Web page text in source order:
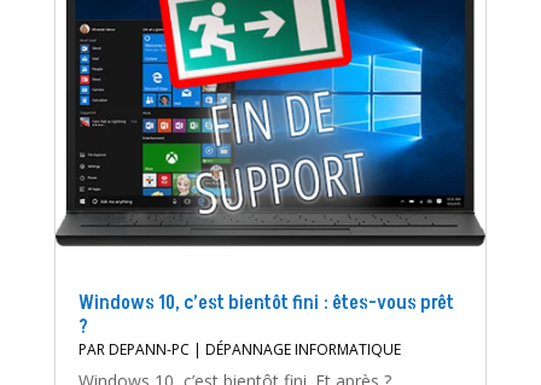
Windows 10, c’est bientôt fini : êtes-vous prêt
?
PARDEPANN-PC | DÉPANNAGE INFORMATIQUE